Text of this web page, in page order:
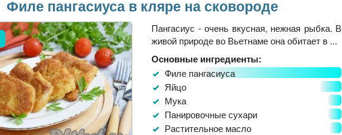
Филе пангасиуса в кляре на сковороде
Пангасиус - очень вкусная, нежная рыбка. В
живой природе во Вьетнаме она обитает в ...
Основные ингредиенты:
Филе пангасиуса
Яйцо
Мука
Панировочные сухари
Растительное масло